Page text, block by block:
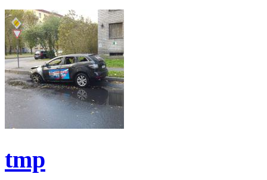
tmp